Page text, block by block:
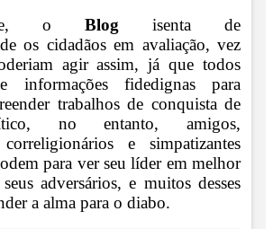
o Blog isenta de
os cidadãos em avaliação, vez
agir assim, já que todos
informações fidedignas para
trabalhos de conquista de
no entanto, amigos,
e simpatizantes
para ver seu líder em melhor
adversários, e muitos desses
a alma para o diabo.